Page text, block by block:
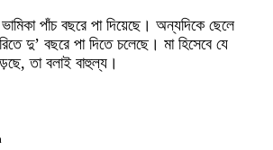
পাঁচ বছরে পা দিয়েছে। অন্যদিকে ছেলে
দু’ বছরে পা দিতে চলেছে। মা হিসেবে যে
তা বলাই বাহুল্য।